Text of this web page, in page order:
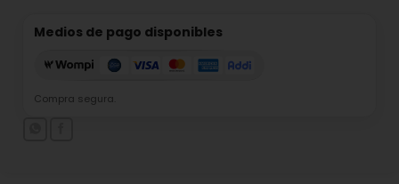
Medios de pago disponibles
Compra segura.